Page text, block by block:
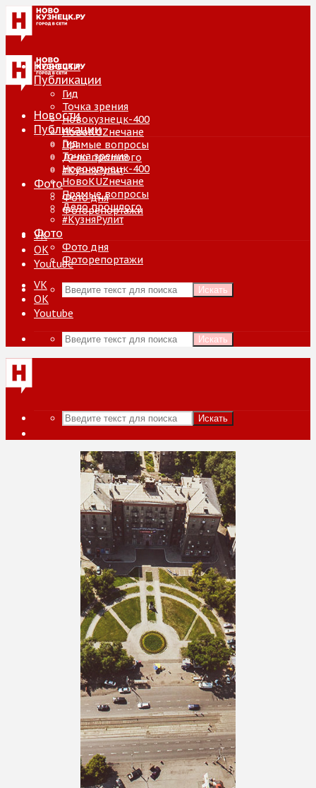
Новости
Публикации
Гид
Точка зрения
Новокузнецк-400
НовоKUZнечане
Прямые вопросы
Дело прошлого
#КузняРулит
Фото
Фото дня
Фоторепортажи
VK
ОК
Youtube
Искать
Новости
Публикации
Гид
Точка зрения
Новокузнецк-400
НовоKUZнечане
Прямые вопросы
Дело прошлого
#КузняРулит
Фото
Фото дня
Фоторепортажи
VK
ОК
Youtube
Искать
Искать